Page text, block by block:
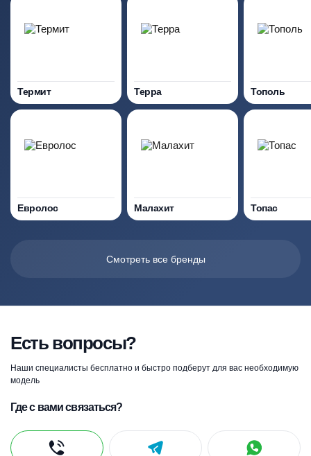
Термит Терра Тополь
Евролос Малахит Топас
Смотреть все бренды
Есть вопросы?
Наши специалисты бесплатно и быстро подберут для вас необходимую
модель
Где с вами связаться?